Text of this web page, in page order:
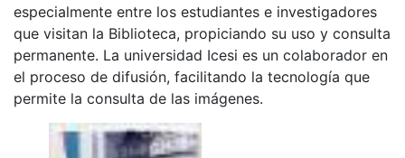
especialmente entre los estudiantes e investigadores
que visitan la Biblioteca, propiciando su uso y consulta
permanente. La universidad Icesi es un colaborador en
el proceso de difusión, facilitando la tecnología que
permite la consulta de las imágenes.